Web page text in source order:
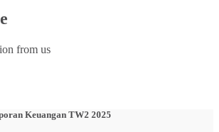
from us
Keuangan TW2 2025